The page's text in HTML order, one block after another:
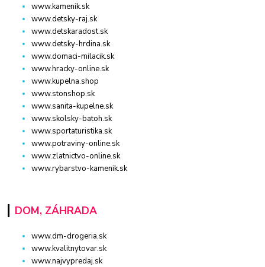
www.kamenik.sk
www.detsky-raj.sk
www.detskaradost.sk
www.detsky-hrdina.sk
www.domaci-milacik.sk
www.hracky-online.sk
www.kupelna.shop
www.stonshop.sk
www.sanita-kupelne.sk
www.skolsky-batoh.sk
www.sportaturistika.sk
www.potraviny-online.sk
www.zlatnictvo-online.sk
www.rybarstvo-kamenik.sk
DOM, ZÁHRADA
www.dm-drogeria.sk
www.kvalitnytovar.sk
www.najvypredaj.sk